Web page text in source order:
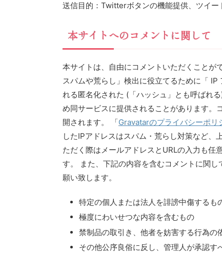
送信目的：Twitterボタンの機能提供、ツイー
本サイトへのコメントに関して
本サイトは、自由にコメントいただくことが
スパムや荒らし」検出に役立てるために「
れる匿名化された (「ハッシュ」とも呼ばれ
め同サービスに提供されることがあります。
開されます。 「Gravatarのプライバシーポリ
したIPアドレスはスパム・荒らし対策など、
ただく際はメールアドレスとURLの入力も任
す。 また、下記の内容を含むコメントに関
願い致します。
特定の個人または法人を誹謗中傷するも
極度にわいせつな内容を含むもの
禁制品の取引き、他者を妨害する行為
その他公序良俗に反し、管理人が承認す